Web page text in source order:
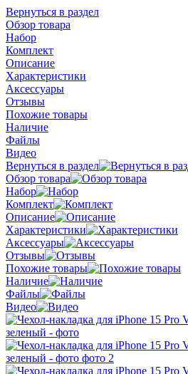
Вернуться в раздел
Обзор товара
Набор
Комплект
Описание
Характеристики
Аксессуары
Отзывы
Похожие товары
Наличие
Файлы
Видео
Вернуться в раздел
Обзор товара
Набор
Комплект
Описание
Характеристики
Аксессуары
Отзывы
Похожие товары
Наличие
Файлы
Видео